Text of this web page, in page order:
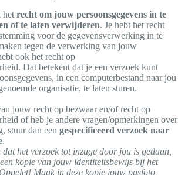
het recht om jouw persoonsgegevens in te
of te laten verwijderen. Je hebt het recht
voor de gegevensverwerking in te
tegen de verwerking van jouw
ook het recht op
Dat betekent dat je een verzoek kunt
in een computerbestand naar jou
organisatie, te laten sturen.
jouw recht op bezwaar en/of recht op
of heb je andere vragen/opmerkingen over
stuur dan een gespecificeerd verzoek naar
.
het verzoek tot inzage door jou is gedaan,
kopie van jouw identiteitsbewijs bij het
Maak in deze kopie jouw pasfoto,